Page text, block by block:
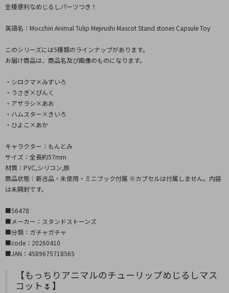
全種便利なめじるしパーツつき！
英語名：Mocchiri Animal Tulip Mejirushi Mascot Stand stones Capsule Toy
このシリーズには5種類のラインナップがあります。
お届け商品は、商品名及び画像のものになります。
・シロクマ×みずいろ
・うさぎ×ぴんく
・アザラシ×あお
・ハムスター×きいろ
・ひよこ×あか
キャラクター：もんとみ
サイズ：全長約57mm
材質：PVC,シリコン,鉄
商品状態：新古品・未使用・ミニブック付属 ※カプセルは付属しません。内袋
は未開封です。
■56478
■メーカー：スタンドストーンズ
■分類：ガチャガチャ
■code：20260410
■JAN：4589675718565
【もっちりアニマルのチューリップめじるしマス
コット🌷】